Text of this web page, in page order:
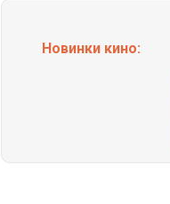
Новинки кино: